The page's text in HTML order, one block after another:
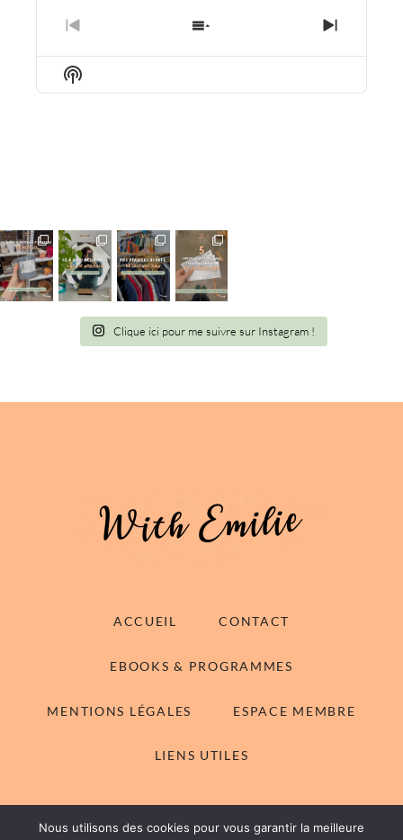
PREVIOUS
EPISODE
SHOW
EPISODES
NEXT
Show
Podcast
Clique ici pour me suivre sur Instagram !
ACCUEIL CONTACT
EBOOKS & PROGRAMMES
MENTIONS LÉGALES ESPACE MEMBRE
LIENS UTILES
Nous utilisons des cookies pour vous garantir la meilleure